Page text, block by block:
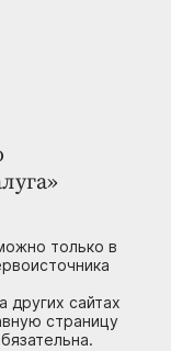
только в
других сайтах
страницу